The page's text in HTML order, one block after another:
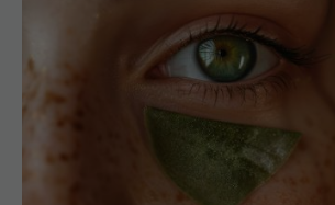
Ceaiul verde și pielea: cum poate
riduri și umflăturile de sub ochi